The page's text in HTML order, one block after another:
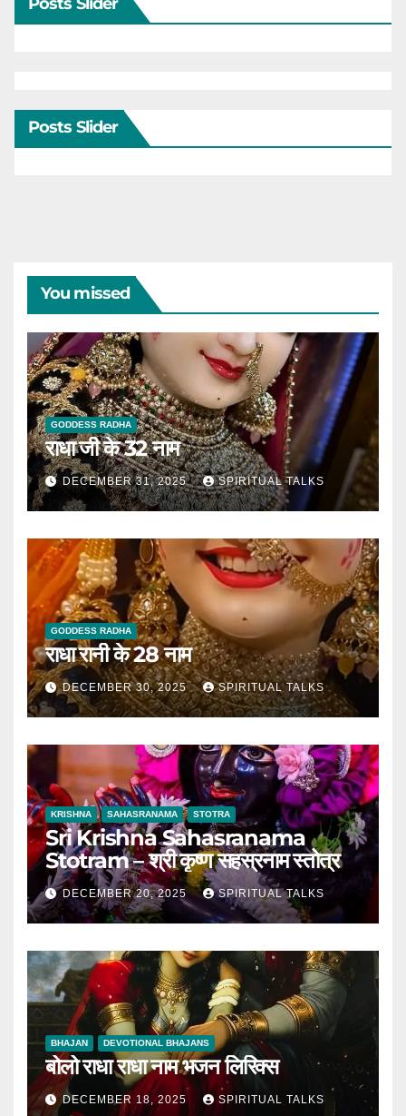
Posts Slider
You missed
GODDESS RADHA
राधा जी के 32 नाम
DECEMBER 31, 2025 SPIRITUAL TALKS
GODDESS RADHA
राधा रानी के 28 नाम
DECEMBER 30, 2025 SPIRITUAL TALKS
KRISHNA SAHASRANAMA STOTRA
Sri Krishna Sahasranama
Stotram – श्री कृष्ण सहस्रनाम स्तोत्र
DECEMBER 20, 2025 SPIRITUAL TALKS
BHAJAN DEVOTIONAL BHAJANS
बोलो राधा राधा नाम भजन लिरिक्स
DECEMBER 18, 2025 SPIRITUAL TALKS